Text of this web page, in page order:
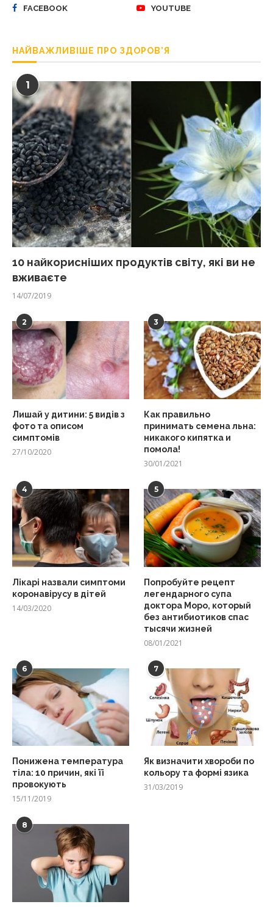
FACEBOOK YOUTUBE
НАЙВАЖЛИВІШЕ ПРО ЗДОРОВ’Я
1
10 найкорисніших продуктів світу, які ви не
вживаєте
14/07/2019
2
Лишай у дитини: 5 видів з
фото та описом
симптомів
27/10/2020
3
Как правильно
принимать семена льна:
никакого кипятка и
помола!
30/01/2021
4
Лікарі назвали симптоми
коронавірусу в дітей
14/03/2020
5
Попробуйте рецепт
легендарного супа
доктора Моро, который
без антибиотиков спас
тысячи жизней
08/01/2021
6
Понижена температура
тіла: 10 причин, які її
провокують
15/11/2019
7
Як визначити хвороби по
кольору та формі язика
31/03/2019
8